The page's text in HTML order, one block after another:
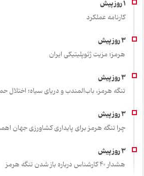
کارنامه عملکرد
هرمز؛ مزیت ژئوپلیتیکی ایران
تنگه هرمز، باب‌المندب و دریای سیاه؛ اختلال
چرا تنگه هرمز برای پایداری کشاورزی جهان
هشدار 40 کارشناس درباره باز شدن تنگه هرمز